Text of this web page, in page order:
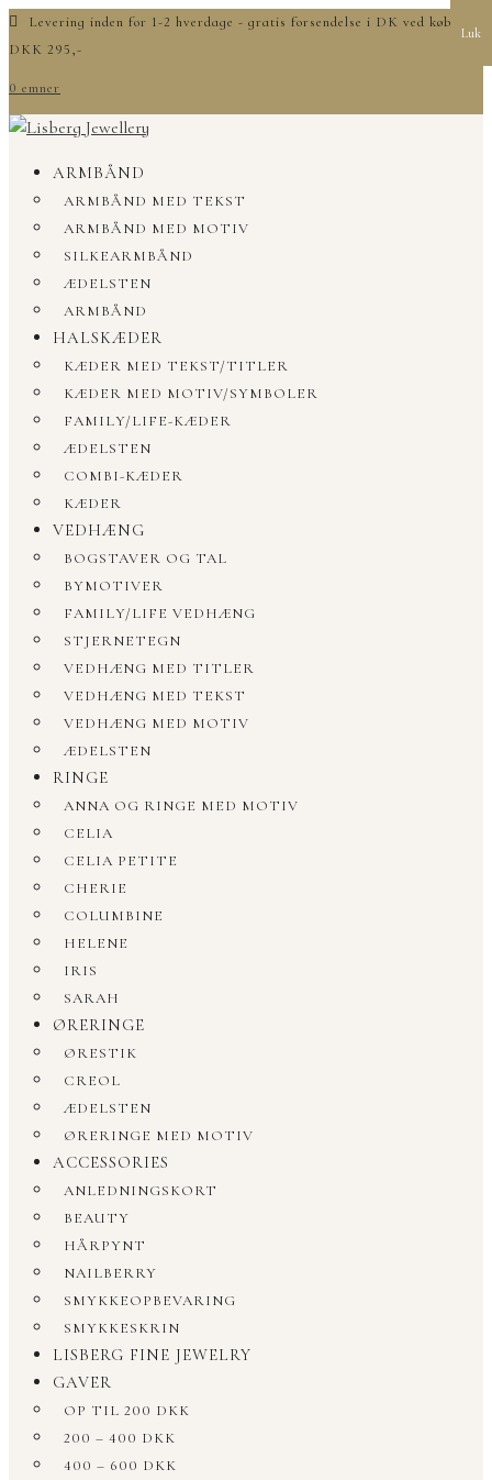
Levering inden for 1-2 hverdage - gratis forsendelse i DK ved køb over
DKK 295,-
0 emner
ARMBÅND
ARMBÅND MED TEKST
ARMBÅND MED MOTIV
SILKEARMBÅND
ÆDELSTEN
ARMBÅND
HALSKÆDER
KÆDER MED TEKST/TITLER
KÆDER MED MOTIV/SYMBOLER
FAMILY/LIFE-KÆDER
ÆDELSTEN
COMBI-KÆDER
KÆDER
VEDHÆNG
BOGSTAVER OG TAL
BYMOTIVER
FAMILY/LIFE VEDHÆNG
STJERNETEGN
VEDHÆNG MED TITLER
VEDHÆNG MED TEKST
VEDHÆNG MED MOTIV
ÆDELSTEN
RINGE
ANNA OG RINGE MED MOTIV
CELIA
CELIA PETITE
CHERIE
COLUMBINE
HELENE
IRIS
SARAH
ØRERINGE
ØRESTIK
CREOL
ÆDELSTEN
ØRERINGE MED MOTIV
ACCESSORIES
ANLEDNINGSKORT
BEAUTY
HÅRPYNT
NAILBERRY
SMYKKEOPBEVARING
SMYKKESKRIN
LISBERG FINE JEWELRY
GAVER
OP TIL 200 DKK
200 – 400 DKK
400 – 600 DKK
Luk